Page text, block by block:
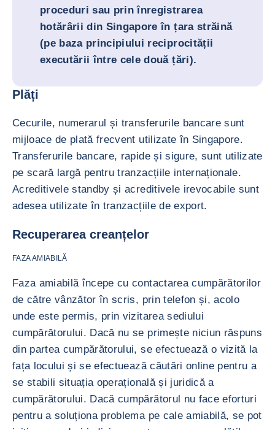
proceduri sau prin înregistrarea
hotărârii din Singapore în țara străină
(pe baza principiului reciprocității
executării între cele două țări).
Plăți
Cecurile, numerarul și transferurile bancare sunt
mijloace de plată frecvent utilizate în Singapore.
Transferurile bancare, rapide și sigure, sunt utilizate
pe scară largă pentru tranzacțiile internaționale.
Acreditivele standby și acreditivele irevocabile sunt
adesea utilizate în tranzacțiile de export.
Recuperarea creanțelor
FAZA AMIABILĂ
Faza amiabilă începe cu contactarea cumpărătorilor
de către vânzător în scris, prin telefon și, acolo
unde este permis, prin vizitarea sediului
cumpărătorului. Dacă nu se primește niciun răspuns
din partea cumpărătorului, se efectuează o vizită la
fața locului și se efectuează căutări online pentru a
se stabili situația operațională și juridică a
cumpărătorului. Dacă cumpărătorul nu face eforturi
pentru a soluționa problema pe cale amiabilă, se pot